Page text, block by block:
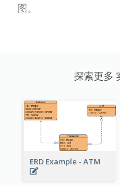
图。
探索更多
ERD Example - ATM